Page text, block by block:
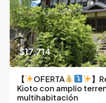
$17,714
【 OFERTA
】
Kioto con amplio
multihabitación